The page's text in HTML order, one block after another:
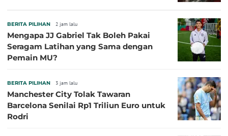
BERITA PILIHAN 2 jam lalu
Mengapa JJ Gabriel Tak Boleh Pakai
Seragam Latihan yang Sama dengan
Pemain MU?
BERITA PILIHAN 3 jam lalu
Manchester City Tolak Tawaran
Barcelona Senilai Rp1 Triliun Euro untuk
Rodri